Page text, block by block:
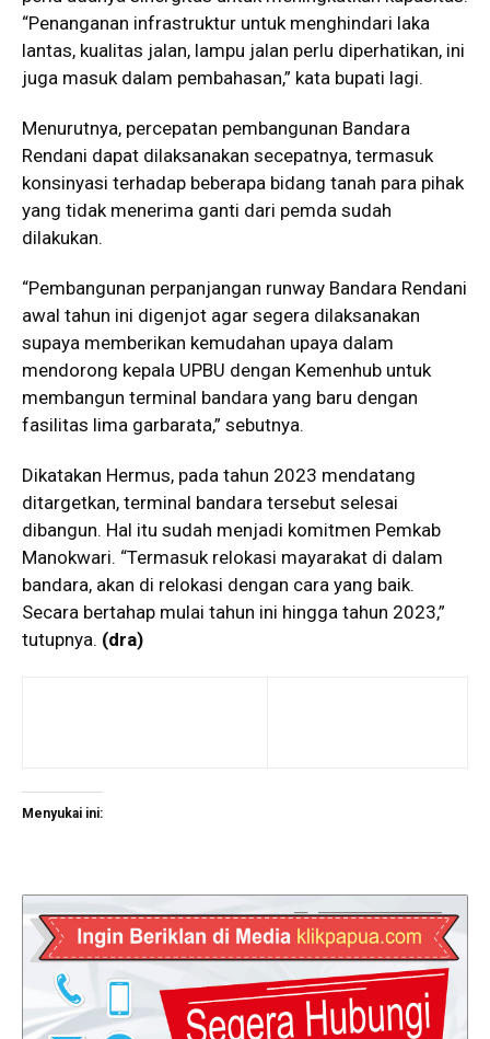
“Penanganan infrastruktur untuk menghindari laka
lantas, kualitas jalan, lampu jalan perlu diperhatikan, ini
juga masuk dalam pembahasan,” kata bupati lagi.
Menurutnya, percepatan pembangunan Bandara
Rendani dapat dilaksanakan secepatnya, termasuk
konsinyasi terhadap beberapa bidang tanah para pihak
yang tidak menerima ganti dari pemda sudah
dilakukan.
“Pembangunan perpanjangan runway Bandara Rendani
awal tahun ini digenjot agar segera dilaksanakan
supaya memberikan kemudahan upaya dalam
mendorong kepala UPBU dengan Kemenhub untuk
membangun terminal bandara yang baru dengan
fasilitas lima garbarata,” sebutnya.
Dikatakan Hermus, pada tahun 2023 mendatang
ditargetkan, terminal bandara tersebut selesai
dibangun. Hal itu sudah menjadi komitmen Pemkab
Manokwari. “Termasuk relokasi mayarakat di dalam
bandara, akan di relokasi dengan cara yang baik.
Secara bertahap mulai tahun ini hingga tahun 2023,”
tutupnya. (dra)
Menyukai ini: